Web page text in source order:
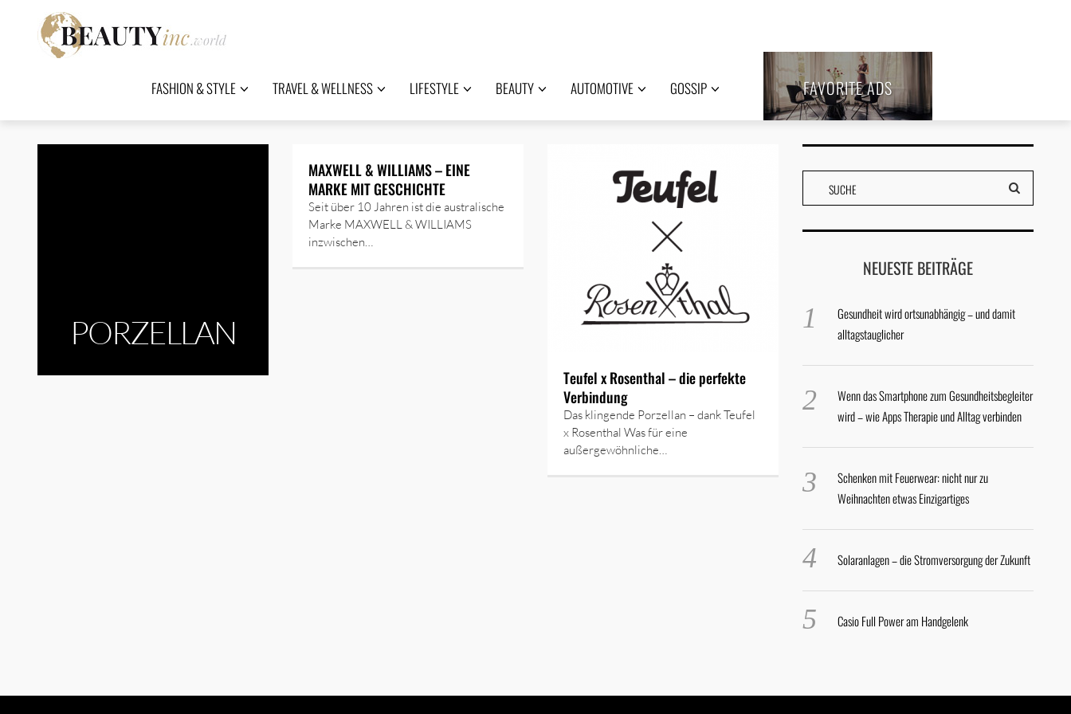
FASHION & STYLE TRAVEL & WELLNESS LIFESTYLE BEAUTY AUTOMOTIVE GOSSIP FAVORITE ADS
PORZELLAN
MAXWELL & WILLIAMS – EINE
MARKE MIT GESCHICHTE
Seit über 10 Jahren ist die australische
Marke MAXWELL & WILLIAMS
inzwischen…
Teufel x Rosenthal – die perfekte
Verbindung
Das klingende Porzellan – dank Teufel
x Rosenthal Was für eine
außergewöhnliche…
NEUESTE BEITRÄGE
Gesundheit wird ortsunabhängig – und damit
alltagstauglicher
Wenn das Smartphone zum Gesundheitsbegleiter
wird – wie Apps Therapie und Alltag verbinden
Schenken mit Feuerwear: nicht nur zu
Weihnachten etwas Einzigartiges
Solaranlagen – die Stromversorgung der Zukunft
Casio Full Power am Handgelenk